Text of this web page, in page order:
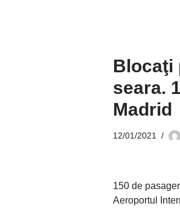
Blocaţi
seara.
Madrid
12/01/2021
150 de
Aeroportul